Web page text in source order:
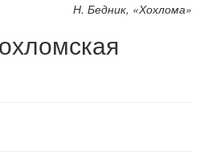
Н. Бедник, «Хохлома»